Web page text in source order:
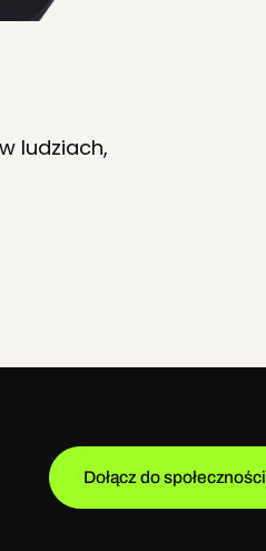
ludziach,
Dołącz do społeczności